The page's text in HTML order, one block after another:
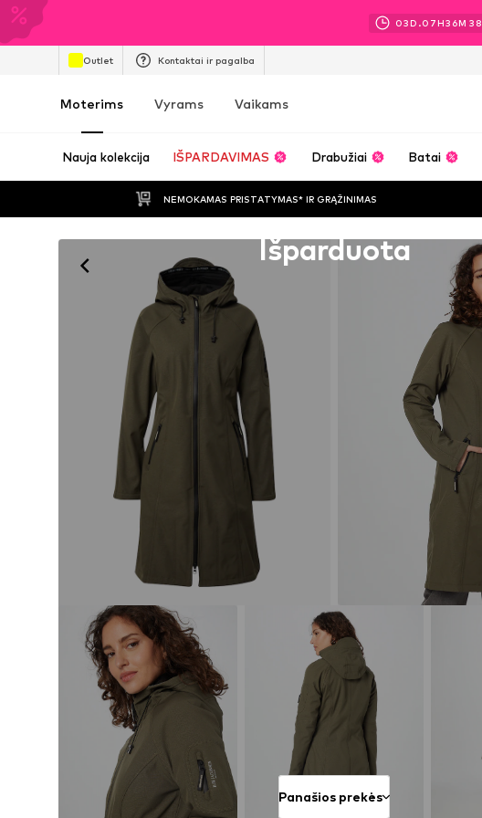
03D.07H36M 36
Outlet Kontaktai ir pagalba
Moterims Vyrams Vaikams
Nauja kolekcija IŠPARDAVIMAS Drabužiai Batai
NEMOKAMAS PRISTATYMAS* IR GRĄŽINIMAS
Išparduota
Panašios prekės